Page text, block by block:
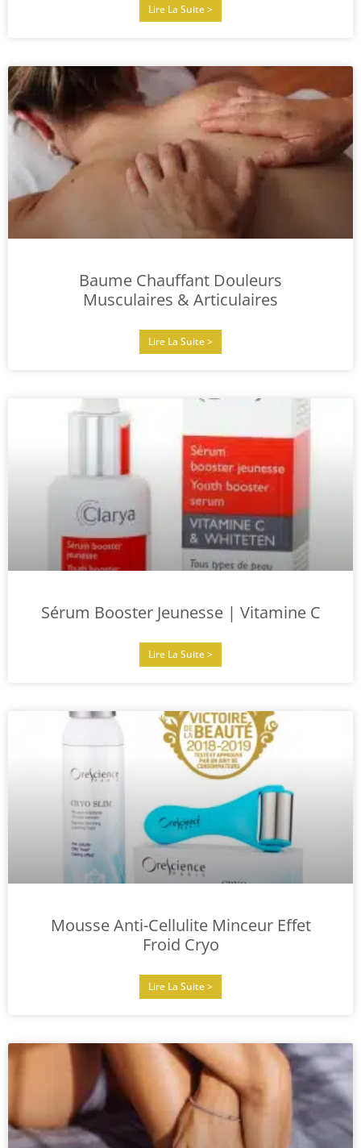
Lire La Suite >
Baume Chauffant Douleurs
Musculaires & Articulaires
Lire La Suite >
Sérum Booster Jeunesse | Vitamine C
Lire La Suite >
Mousse Anti-Cellulite Minceur Effet
Froid Cryo
Lire La Suite >